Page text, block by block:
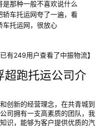
那种一般不喜欢说什么
车托运网夸了一遍，看
车托运网，很放心
有249用户查看了中振物流】
超跑托运公司介
创新的经营理念，在共青城到
司拥有一支高素质的团队，我
识，能够为客户提供优质的汽